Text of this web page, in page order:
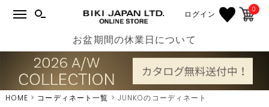
ログイン 0
お盆期間の休業日について
HOME コーディネート一覧 JUNKOのコーディネート